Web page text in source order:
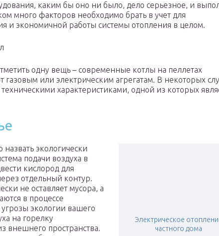
каким бы оно ни было, дело серьезное, и
много факторов необходимо брать в учет для
и экономичной работы системы отопления в целом.
одну вещь – современные котлы на пеллетах
газовым или электрическим агрегатам. В некоторых
характеристиками, одной из которых
Электрическое
частного дома
экологически
подачи воздуха в
кислород для
отдельный контур.
не оставляет мусора, а
в процессе
экологии вашего
на горелку
внешнего пространства.